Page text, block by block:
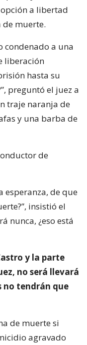
a libertad
de muerte.
condenado a una
liberación
hasta su
preguntó el juez a
traje naranja de
y una barba de
de
esperanza, de que
insistió el
nunca, ¿eso está
y la parte
no será llevará
no tendrán que
de muerte si
agravado